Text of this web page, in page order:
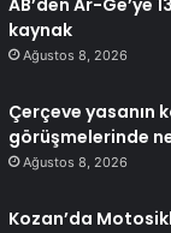
kaynak
Ağustos 8, 2026
Çerçeve yasanın
görüşmelerinde
Ağustos 8, 2026
Kozan’da